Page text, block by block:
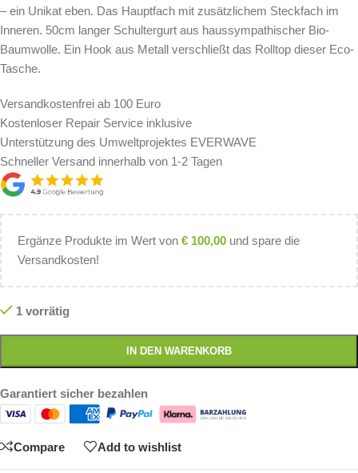
– ein Unikat eben. Das Hauptfach mit zusätzlichem Steckfach im
Inneren. 50cm langer Schultergurt aus haussympathischer Bio-
Baumwolle. Ein Hook aus Metall verschließt das Rolltop dieser Eco-
Tasche.
Versandkostenfrei ab 100 Euro
Kostenloser Repair Service inklusive
Unterstützung des Umweltprojektes EVERWAVE
Schneller Versand innerhalb von 1-2 Tagen
Ergänze Produkte im Wert von € 100,00 und spare die
Versandkosten!
1 vorrätig
IN DEN WARENKORB
Garantiert sicher bezahlen
Compare Add to wishlist